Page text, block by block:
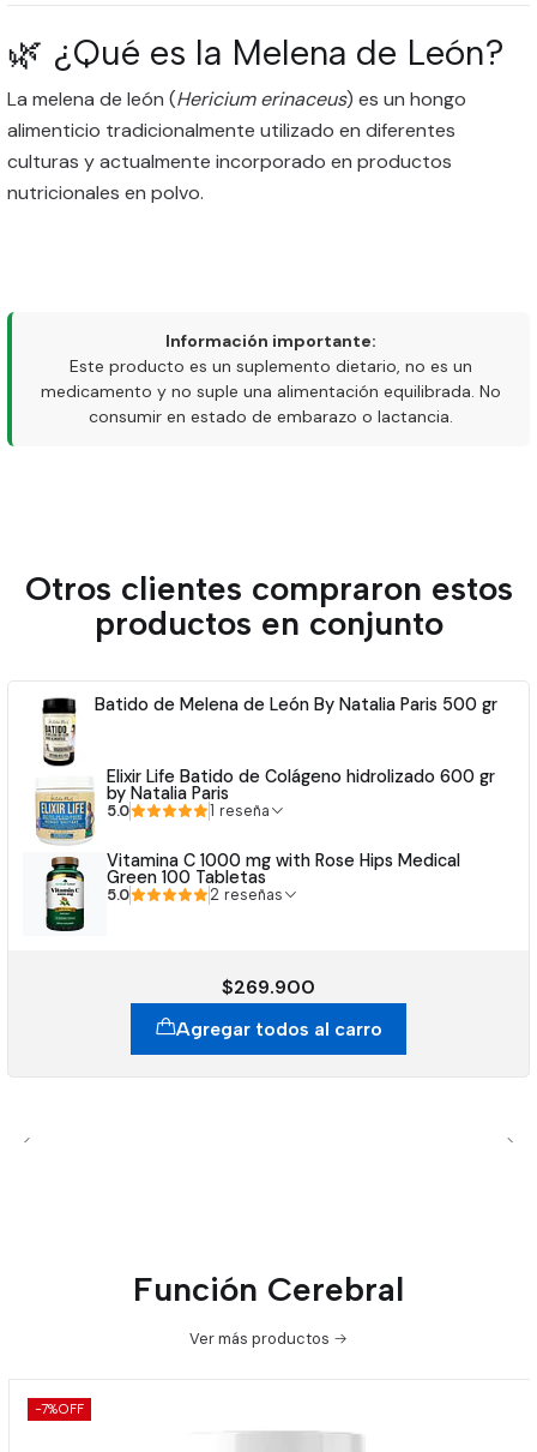
🌿 ¿Qué es la Melena de León?
La melena de león (Hericium erinaceus) es un hongo
alimenticio tradicionalmente utilizado en diferentes
culturas y actualmente incorporado en productos
nutricionales en polvo.
Información importante:
Este producto es un suplemento dietario, no es un
medicamento y no suple una alimentación equilibrada. No
consumir en estado de embarazo o lactancia.
Otros clientes compraron estos
productos en conjunto
Batido de Melena de León By Natalia Paris 500 gr
Elixir Life Batido de Colágeno hidrolizado 600 gr
by Natalia Paris
5.0 1 reseña
Vitamina C 1000 mg with Rose Hips Medical
Green 100 Tabletas
5.0 2 reseñas
$269.900
Agregar todos al carro
Función Cerebral
Ver más productos
-7%OFF